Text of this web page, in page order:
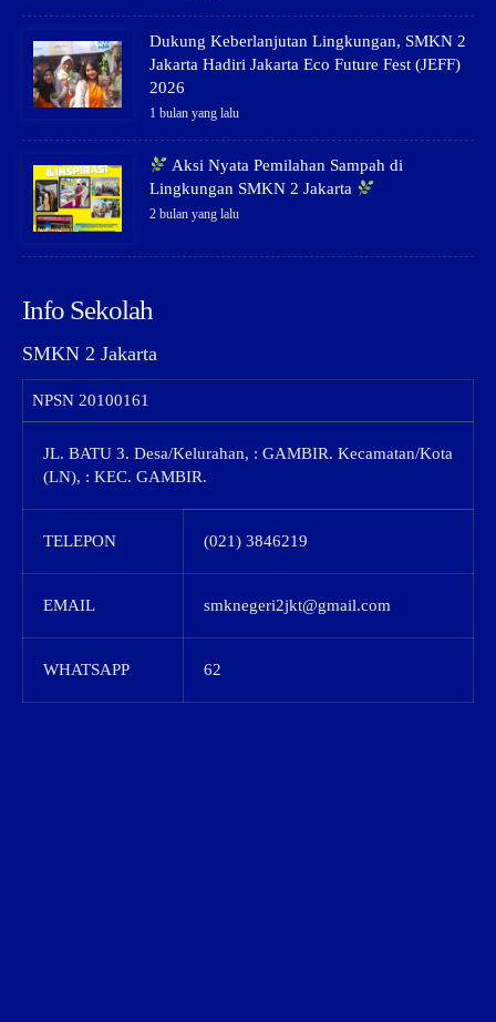
Dukung Keberlanjutan Lingkungan, SMKN 2
Jakarta Hadiri Jakarta Eco Future Fest (JEFF)
2026
1 bulan yang lalu
Aksi Nyata Pemilahan Sampah di
Lingkungan SMKN 2 Jakarta
2 bulan yang lalu
Info Sekolah
SMKN 2 Jakarta
NPSN 20100161
JL. BATU 3. Desa/Kelurahan, : GAMBIR. Kecamatan/Kota
(LN), : KEC. GAMBIR.
TELEPON (021) 3846219
EMAIL smknegeri2jkt@gmail.com
WHATSAPP 62